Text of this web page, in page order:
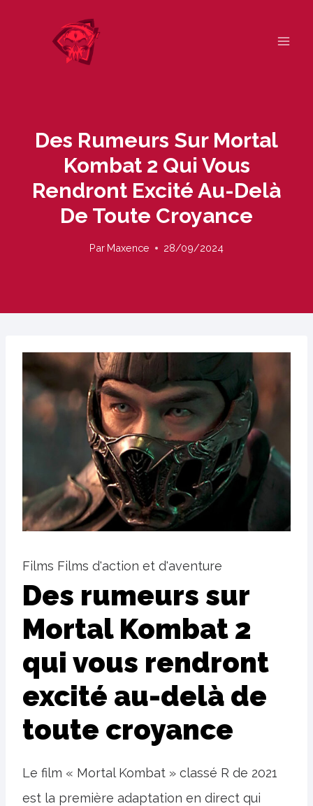
Des Rumeurs Sur Mortal
Kombat 2 Qui Vous
Rendront Excité Au-Delà
De Toute Croyance
Par Maxence 28/09/2024
Films Films d'action et d'aventure
Des rumeurs sur
Mortal Kombat 2
qui vous rendront
excité au-delà de
toute croyance
Le film « Mortal Kombat » classé R de 2021
est la première adaptation en direct qui